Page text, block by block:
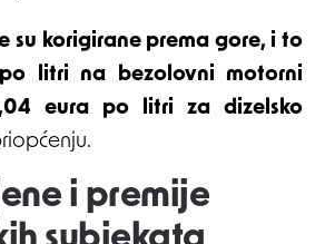
su korigirane prema gore, i to
litri na bezolovni motorni
eura po litri za dizelsko
i premije